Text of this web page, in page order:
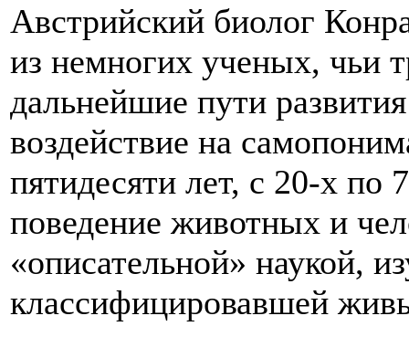
Австрийский биолог
из немногих ученых, чьи
дальнейшие пути
воздействие на
пятидесяти лет, с 20-х по
поведение животных и
«описательной» наукой,
классифицировавшей